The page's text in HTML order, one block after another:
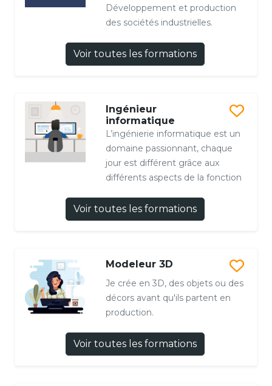
Développement et production
des sociétés industrielles.
Voir toutes les formations
Ingénieur
informatique
L’ingénierie informatique est un
domaine passionnant, chaque
jour est différent grâce aux
différents aspects de la fonction
Voir toutes les formations
Modeleur 3D
Je crée en 3D, des objets ou des
décors avant qu'ils partent en
production.
Voir toutes les formations